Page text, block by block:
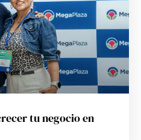
tu negocio en